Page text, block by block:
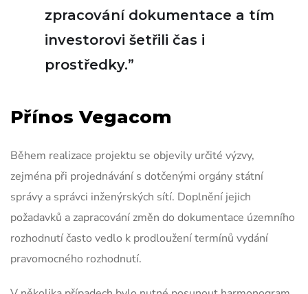
zpracování dokumentace a tím
investorovi šetřili čas i
prostředky.”
Přínos Vegacom
Během realizace projektu se objevily určité výzvy,
zejména při projednávání s dotčenými orgány státní
správy a správci inženýrských sítí. Doplnění jejich
požadavků a zapracování změn do dokumentace územního
rozhodnutí často vedlo k prodloužení termínů vydání
pravomocného rozhodnutí.